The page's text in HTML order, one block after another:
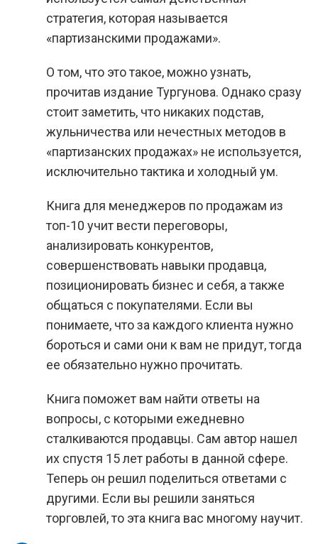
стратегия, которая называется
«партизанскими продажами».
О том, что это такое, можно узнать,
прочитав издание Тургунова. Однако сразу
стоит заметить, что никаких подстав,
жульничества или нечестных методов в
«партизанских продажах» не используется,
исключительно тактика и холодный ум.
Книга для менеджеров по продажам из
топ-10 учит вести переговоры,
анализировать конкурентов,
совершенствовать навыки продавца,
позиционировать бизнес и себя, а также
общаться с покупателями. Если вы
понимаете, что за каждого клиента нужно
бороться и сами они к вам не придут, тогда
ее обязательно нужно прочитать.
Книга поможет вам найти ответы на
вопросы, с которыми ежедневно
сталкиваются продавцы. Сам автор нашел
их спустя 15 лет работы в данной сфере.
Теперь он решил поделиться ответами с
другими. Если вы решили заняться
торговлей, то эта книга вас многому научит.